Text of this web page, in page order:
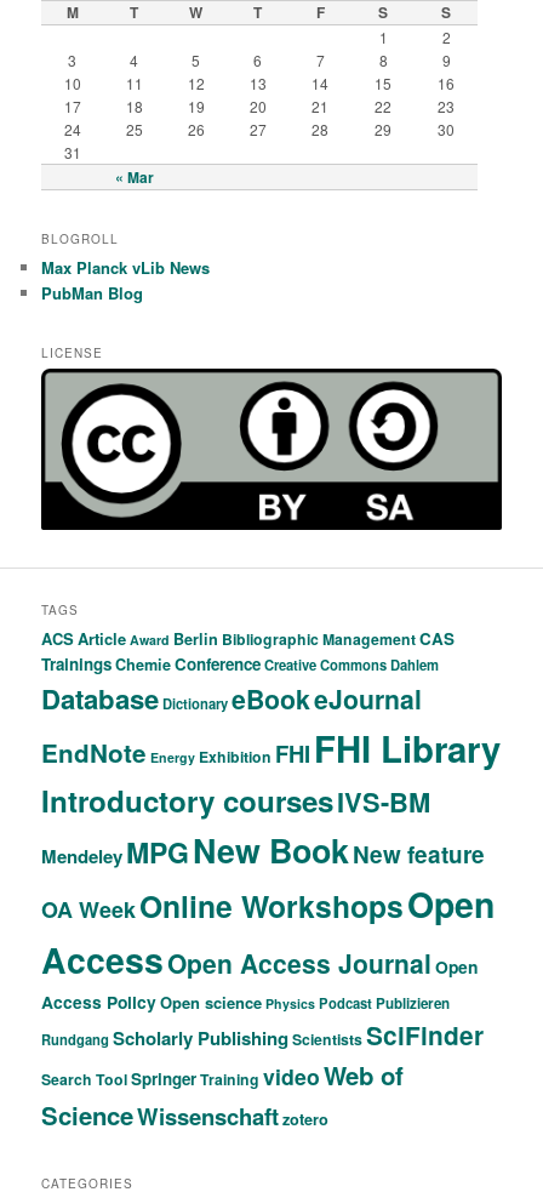
M T W T F S S
« Mar
1
2
3
4 5 6 7 8
9
10
11 12 13 14 15
16
17
18 19 20 21 22
23
24
25 26 27 28 29
30
31
BLOGROLL
Max Planck vLib News
PubMan Blog
LICENSE
TAGS
ACSArticle Award Berlin Bibliographic ManagementCAS
TrainingsChemieConferenceCreative CommonsDahlem
DatabaseDictionaryeBookeJournal
EndNote Energy Exhibition FHI FHI Library
Introductory coursesIVS-BM
MendeleyMPGNew BookNew feature
OA WeekOnline WorkshopsOpen
AccessOpen Access Journal Open
Access PolicyOpen science Physics PodcastPublizieren
Rundgang Scholarly PublishingScientistsSciFinder
Search ToolSpringerTraining videoWeb of
ScienceWissenschaftzotero
CATEGORIES